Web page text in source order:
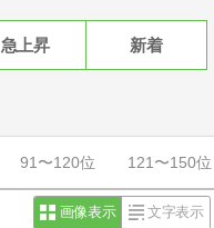
急上昇 新着
91〜120位 121〜150位
画像表示 文字表示